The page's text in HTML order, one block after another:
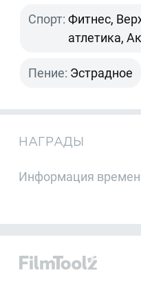
Спорт: Фитнес,
атлетика,
Пение: Эстрадное
НАГРАДЫ
Информация